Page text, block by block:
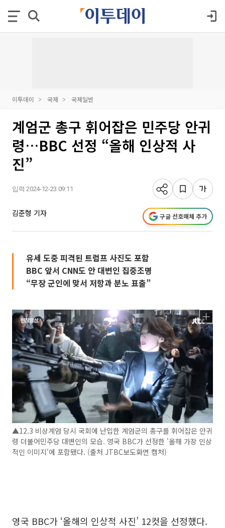
이투데이 국제 국제일반
계엄군 총구 휘어잡은 민주당 안귀
령…BBC 선정 “올해 인상적 사
진”
입력 2024-12-23 09:11
김준형 기자 구글 선호매체 추가
유세 도중 피격된 트럼프 사진도 포함
BBC 앞서 CNN도 안 대변인 집중조명
“무장 군인에 맞서 저항과 분노 표출”
▲12.3 비상계엄 당시 국회에 난입한 계엄군의 총구를 휘어잡은 안귀
령 더불어민주당 대변인의 모습. 영국 BBC가 선정한 '올해 가장 인상
적인 이미지'에 포함됐다. (출처 JTBC보도화면 캡처)
영국 BBC가 ‘올해의 인상적 사진’ 12컷을 선정했다.